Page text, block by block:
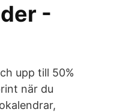
-
upp till 50%
när du